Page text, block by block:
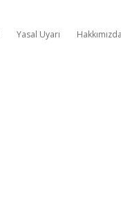
Yasal Uyarı Hakkımızda